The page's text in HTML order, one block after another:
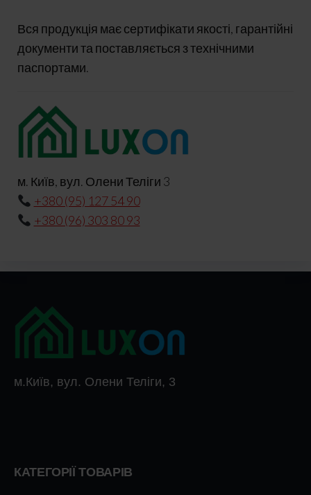
Вся продукція має сертифікати якості, гарантійні
документи та поставляється з технічними
паспортами.
м. Київ, вул. Олени Теліги 3
+380 (95) 127 54 90
+380 (96) 303 80 93
м.Київ, вул. Олени Теліги, 3
КАТЕГОРІЇ ТОВАРІВ